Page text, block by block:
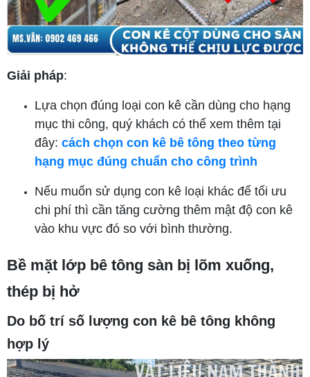
Giải pháp:
Lựa chọn đúng loại con kê cần dùng cho hạng
mục thi công, quý khách có thể xem thêm tại
đây: cách chọn con kê bê tông theo từng
hạng mục đúng chuẩn cho công trình
Nếu muốn sử dụng con kê loại khác để tối ưu
chi phí thì cần tăng cường thêm mật độ con kê
vào khu vực đó so với bình thường.
Bề mặt lớp bê tông sàn bị lõm xuống,
thép bị hở
Do bố trí số lượng con kê bê tông không
hợp lý